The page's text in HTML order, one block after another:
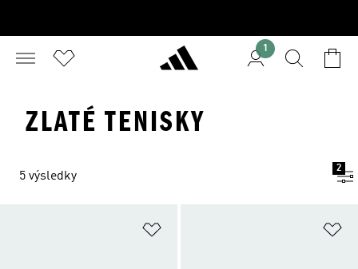
1
ZLATÉ TENISKY
5 výsledky
2
Pridať do zoznamu želaných